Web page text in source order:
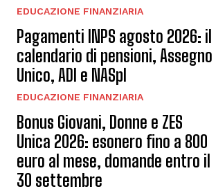
EDUCAZIONE FINANZIARIA
Pagamenti INPS agosto 2026: il
calendario di pensioni, Assegno
Unico, ADI e NASpI
EDUCAZIONE FINANZIARIA
Bonus Giovani, Donne e ZES
Unica 2026: esonero fino a 800
euro al mese, domande entro il
30 settembre